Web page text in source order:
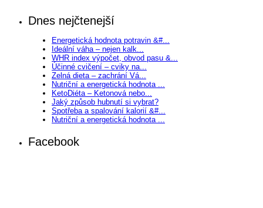
Dnes nejčtenejší
Energetická hodnota potravin &#...
Ideální váha – nejen kalk...
WHR index výpočet, obvod pasu &...
Účinné cvičení – cviky na...
Zelná dieta – zachrání Vá...
Nutriční a energetická hodnota ...
KetoDiéta – Ketonová nebo...
Jaký způsob hubnutí si vybrat?
Spotřeba a spalování kalorií &#...
Nutriční a energetická hodnota ...
Facebook